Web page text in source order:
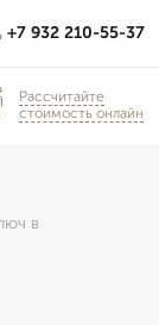
+7 932 210-55-37
Рассчитайте
стоимость онлайн
в